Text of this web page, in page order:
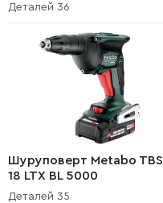
Деталей 36
Шуруповерт Metabo TBS
18 LTX BL 5000
Деталей 35